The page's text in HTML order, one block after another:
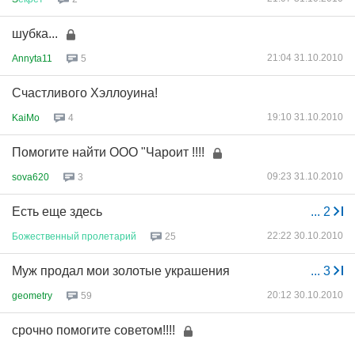
шубка...
Annyta11 5 21:04 31.10.2010
Счастливого Хэллоуина!
KaiMo 4 19:10 31.10.2010
Помогите найти ООО "Чароит !!!!
sova620 3 09:23 31.10.2010
... 2
Есть еще здесь
Божественный пролетарий 25 22:22 30.10.2010
... 3
Муж продал мои золотые украшения
geometry 59 20:12 30.10.2010
срочно помогите советом!!!!